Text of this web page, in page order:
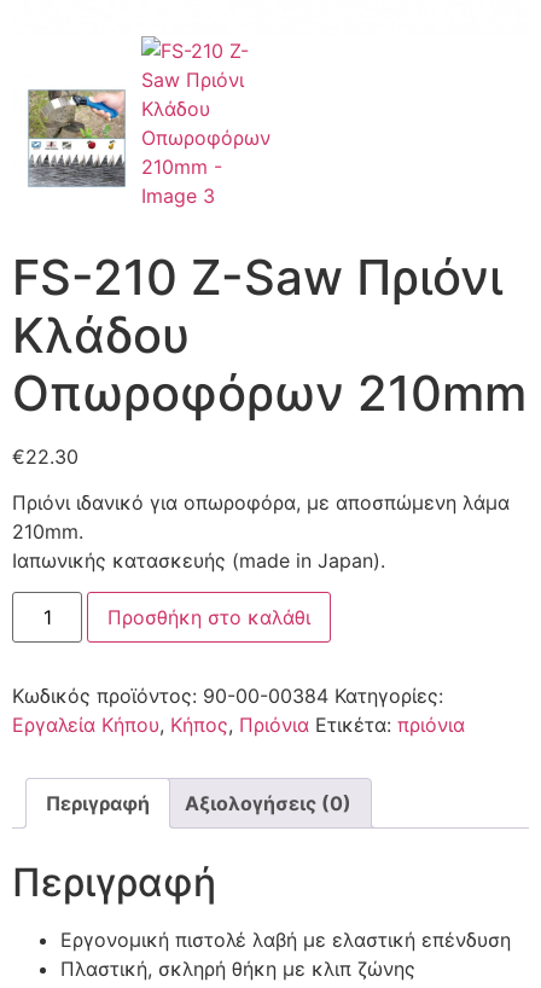
FS-210 Z-Saw Πριόνι
Κλάδου
Οπωροφόρων 210mm
€22.30
Πριόνι ιδανικό για οπωροφόρα, με αποσπώμενη λάμα
210mm.
Ιαπωνικής κατασκευής (made in Japan).
Προσθήκη στο καλάθι
Κωδικός προϊόντος: 90-00-00384 Κατηγορίες:
Εργαλεία Κήπου, Κήπος, Πριόνια Ετικέτα: πριόνια
Περιγραφή Αξιολογήσεις (0)
Περιγραφή
Εργονομική πιστολέ λαβή με ελαστική επένδυση
Πλαστική, σκληρή θήκη με κλιπ ζώνης